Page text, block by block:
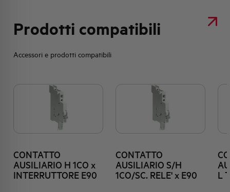
Prodotti compatibili
Accessori e prodotti compatibili
CONTATTO
AUSILIARIO H 1CO x
INTERRUTTORE E90
CONTATTO
AUSILIARIO S/H
1CO/SC. RELE' x E90
L